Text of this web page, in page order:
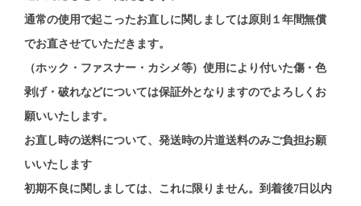
通常の使用で起こったお直しに関しましては原則１年間無償
でお直させていただきます。
（ホック・ファスナー・カシメ等）使用により付いた傷・色
剥げ・破れなどについては保証外となりますのでよろしくお
願いいたします。
お直し時の送料について、発送時の片道送料のみご負担お願
いいたします
初期不良に関しましては、これに限りません。到着後7日以内